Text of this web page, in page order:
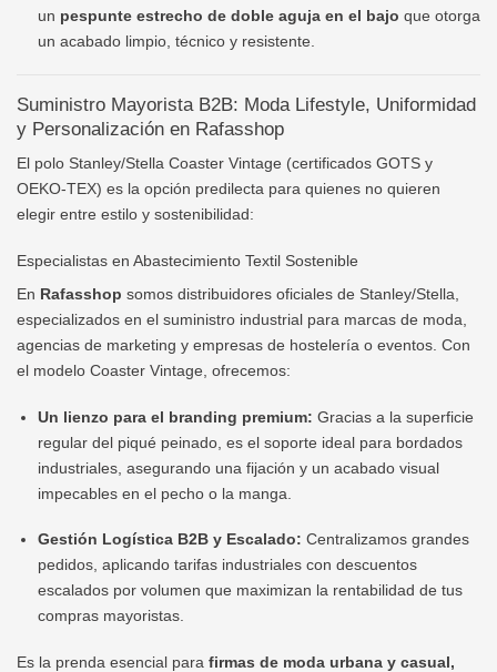
un pespunte estrecho de doble aguja en el bajo que otorga
un acabado limpio, técnico y resistente.
Suministro Mayorista B2B: Moda Lifestyle, Uniformidad
y Personalización en Rafasshop
El polo Stanley/Stella Coaster Vintage (certificados GOTS y
OEKO-TEX) es la opción predilecta para quienes no quieren
elegir entre estilo y sostenibilidad:
Especialistas en Abastecimiento Textil Sostenible
En Rafasshop somos distribuidores oficiales de Stanley/Stella,
especializados en el suministro industrial para marcas de moda,
agencias de marketing y empresas de hostelería o eventos. Con
el modelo Coaster Vintage, ofrecemos:
Un lienzo para el branding premium: Gracias a la superficie
regular del piqué peinado, es el soporte ideal para bordados
industriales, asegurando una fijación y un acabado visual
impecables en el pecho o la manga.
Gestión Logística B2B y Escalado: Centralizamos grandes
pedidos, aplicando tarifas industriales con descuentos
escalados por volumen que maximizan la rentabilidad de tus
compras mayoristas.
Es la prenda esencial para firmas de moda urbana y casual,